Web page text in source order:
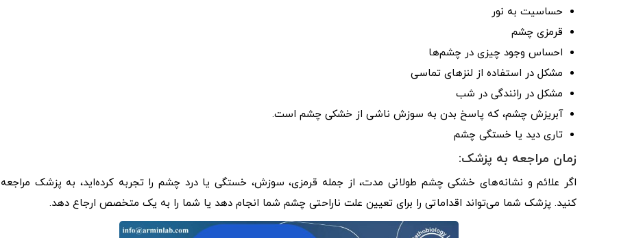
حساسیت به نور
قرمزی چشم
احساس وجود چیزی در چشم‌ها
مشکل در استفاده از لنزهای تماسی
مشکل در رانندگی در شب
آبریزش چشم، که پاسخ بدن به سوزش ناشی از خشکی چشم است.
تاری دید یا خستگی چشم
زمان مراجعه به پزشک:
اگر علائم و نشانه‌های خشکی چشم طولانی مدت، از جمله قرمزی، سوزش، خستگی یا درد چشم را تجربه کرده‌اید، به پزشک مراجعه
کنید. پزشک شما می‌تواند اقداماتی را برای تعیین علت ناراحتی چشم شما انجام دهد یا شما را به یک متخصص ارجاع دهد.